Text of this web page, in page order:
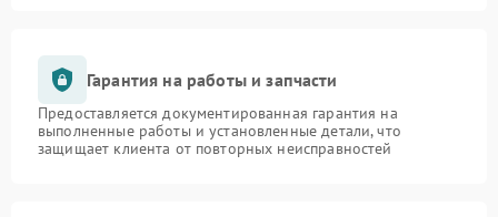
Гарантия на работы и запчасти
Предоставляется документированная гарантия на
выполненные работы и установленные детали, что
защищает клиента от повторных неисправностей